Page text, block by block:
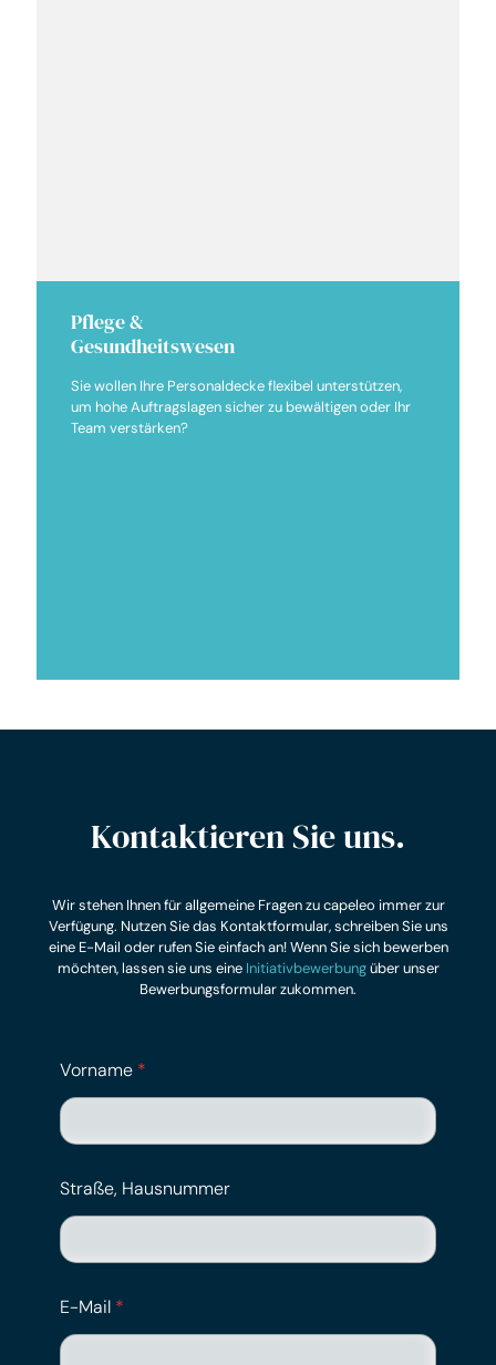
Pflege &
Gesundheitswesen
Sie wollen Ihre Personaldecke flexibel unterstützen,
um hohe Auftragslagen sicher zu bewältigen oder Ihr
Team verstärken?
Kontaktieren Sie uns.
Wir stehen Ihnen für allgemeine Fragen zu capeleo immer zur
Verfügung. Nutzen Sie das Kontaktformular, schreiben Sie uns
eine E-Mail oder rufen Sie einfach an! Wenn Sie sich bewerben
möchten, lassen sie uns eine Initiativbewerbungüber unser
Bewerbungsformular zukommen.
Vorname *
Straße, Hausnummer
E-Mail *